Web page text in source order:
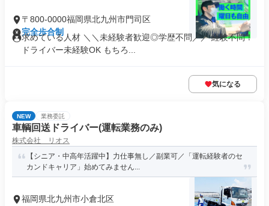
〒800-0000福岡県北九州市門司区
完全歩合制
求めている人材 ＼＼未経験者歓迎◎学歴不問／／ 経験不問！
ドライバー未経験OK もちろ...
気になる
NEW 業務委託
車輌回送ドライバー(運転業務のみ)
株式会社 リオス
【シニア・中高年活躍中】力仕事無し／副業可／「運転経験者のセ
カンドキャリア」始めてみません...
福岡県北九州市小倉北区